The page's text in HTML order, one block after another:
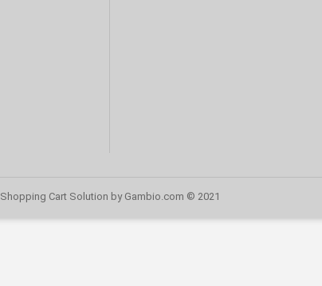
Shopping Cart Solution by Gambio.com © 2021